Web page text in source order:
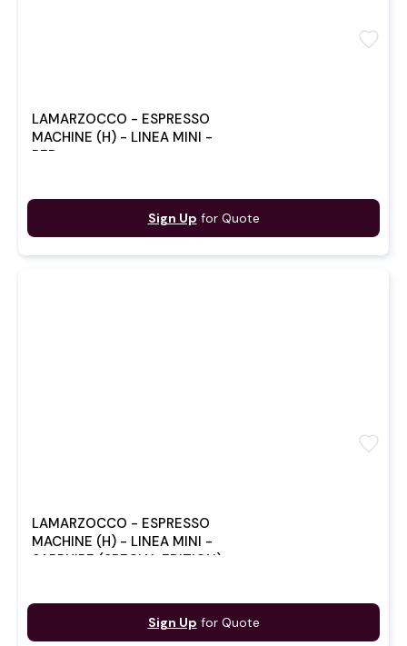
LAMARZOCCO - ESPRESSO
MACHINE (H) - LINEA MINI -
RED
Sign Up for Quote
favorite
LAMARZOCCO - ESPRESSO
MACHINE (H) - LINEA MINI -
SAPPHIRE (SPECIAL EDITION)
Sign Up for Quote
favorite